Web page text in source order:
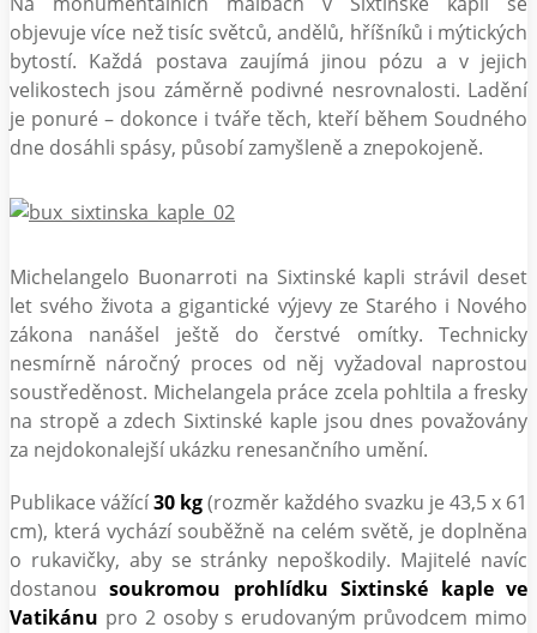
objevuje více než tisíc světců, andělů, hříšníků i mýtických
bytostí. Každá postava zaujímá jinou pózu a v jejich
velikostech jsou záměrně podivné nesrovnalosti. Ladění
je ponuré – dokonce i tváře těch, kteří během Soudného
dne dosáhli spásy, působí zamyšleně a znepokojeně.
Michelangelo Buonarroti na Sixtinské kapli strávil deset
let svého života a gigantické výjevy ze Starého i Nového
zákona nanášel ještě do čerstvé omítky. Technicky
nesmírně náročný proces od něj vyžadoval naprostou
soustředěnost. Michelangela práce zcela pohltila a fresky
na stropě a zdech Sixtinské kaple jsou dnes považovány
za nejdokonalejší ukázku renesančního umění.
Publikace vážící30 kg(rozměr každého svazku je 43,5 x 61
cm), která vychází souběžně na celém světě, je doplněna
o rukavičky, aby se stránky nepoškodily. Majitelé navíc
dostanousoukromou prohlídku Sixtinské kaple ve
Vatikánu pro 2 osoby s erudovaným průvodcem mimo